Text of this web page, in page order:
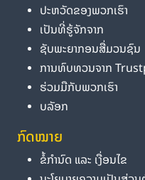
ປະຫວັດຂອງພວກເຮົາ
ເປັນທີ່ຮູ້ຈັກຈາກ
ຊັບພະຍາກອນສື່ມວນຊົນ
ການທົບທວນຈາກ
ຮ່ວມມືກັບພວກເຮົາ
ບລັອກ
ກົດໝາຍ
ຂໍ້ກຳນົດ ແລະ ເງື່ອນໄຂ